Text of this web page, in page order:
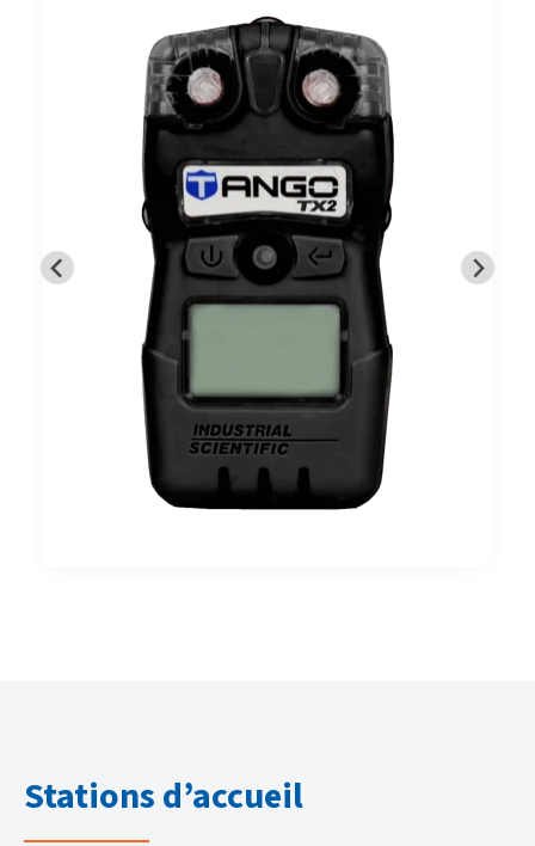
Stations d’accueil